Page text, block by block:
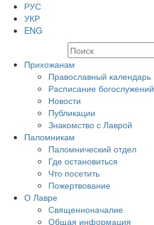
РУС
УКР
ENG
Прихожанам
Православный календарь
Расписание богослужений
Новости
Публикации
Знакомство с Лаврой
Паломникам
Паломнический отдел
Где остановиться
Что посетить
Пожертвование
О Лавре
Священноначалие
Общая информация